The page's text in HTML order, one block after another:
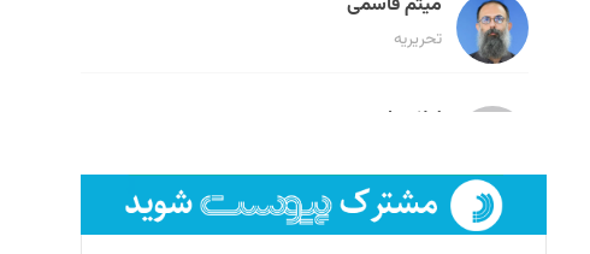
تحریریه
لیلا حنارود
فائزه فتحی رستمی